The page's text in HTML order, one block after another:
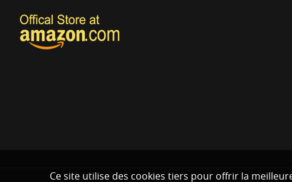
Ce site utilise des cookies tiers pour offrir la